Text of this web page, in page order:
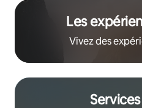
Les
Vivez des